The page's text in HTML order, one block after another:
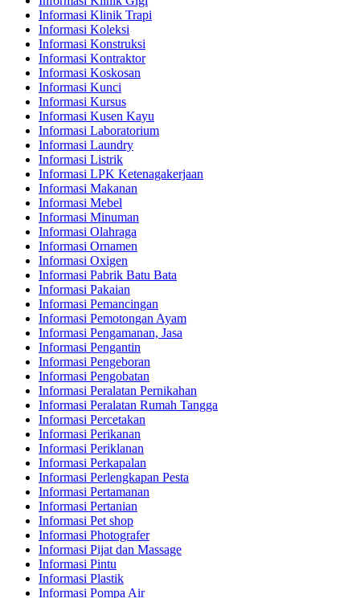
Informasi Klinik Trapi
Informasi Koleksi
Informasi Konstruksi
Informasi Kontraktor
Informasi Koskosan
Informasi Kunci
Informasi Kursus
Informasi Kusen Kayu
Informasi Laboratorium
Informasi Laundry
Informasi Listrik
Informasi LPK Ketenagakerjaan
Informasi Makanan
Informasi Mebel
Informasi Minuman
Informasi Olahraga
Informasi Ornamen
Informasi Oxigen
Informasi Pabrik Batu Bata
Informasi Pakaian
Informasi Pemancingan
Informasi Pemotongan Ayam
Informasi Pengamanan, Jasa
Informasi Pengantin
Informasi Pengeboran
Informasi Pengobatan
Informasi Peralatan Pernikahan
Informasi Peralatan Rumah Tangga
Informasi Percetakan
Informasi Perikanan
Informasi Periklanan
Informasi Perkapalan
Informasi Perlengkapan Pesta
Informasi Pertamanan
Informasi Pertanian
Informasi Pet shop
Informasi Photografer
Informasi Pijat dan Massage
Informasi Pintu
Informasi Plastik
Informasi Pompa Air